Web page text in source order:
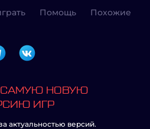
Помощь Похожие
САМУЮ НОВУЮ
ИГР
актуальностью версий.